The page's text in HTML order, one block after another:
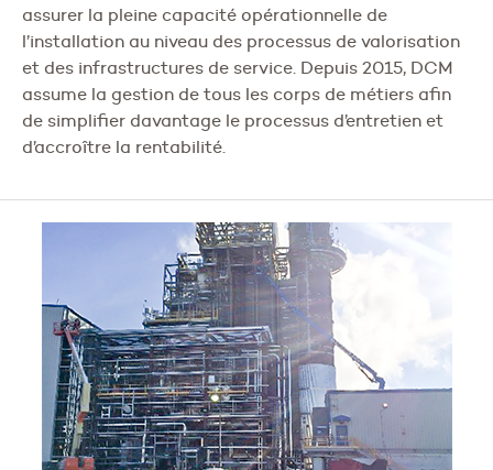
assurer la pleine capacité opérationnelle de
l’installation au niveau des processus de valorisation
et des infrastructures de service. Depuis 2015, DCM
assume la gestion de tous les corps de métiers afin
de simplifier davantage le processus d’entretien et
d’accroître la rentabilité.